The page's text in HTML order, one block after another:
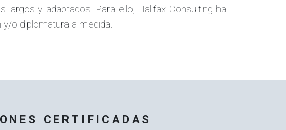
y adaptados. Para ello, Halifax Consulting ha
o diplomatura a medida.
CERTIFICADAS